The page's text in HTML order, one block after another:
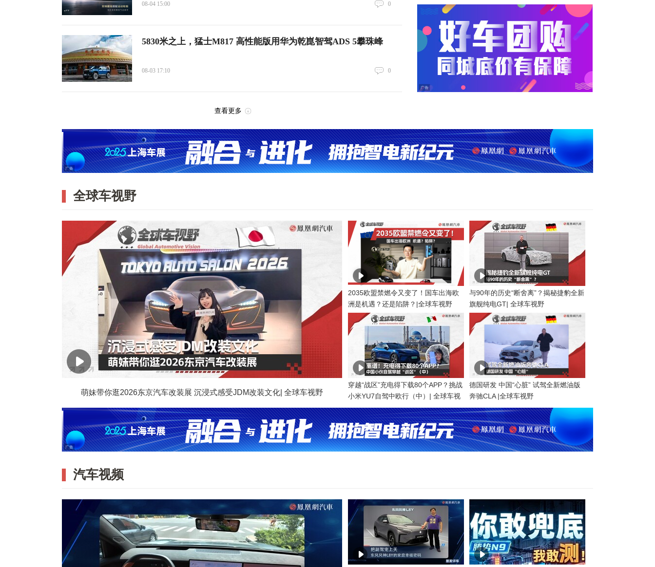
08-04 15:00 0
5830米之上，猛士M817 高性能版用华为乾崑智驾ADS 5攀珠峰
08-03 17:10 0
查看更多
7月新造车销量榜单“分化”：零跑首破10万，"3万档"持续胶着混战 19:38
全球车视野
萌妹带你逛2026东京汽车改装展 沉浸式感受JDM改装文化| 全球车视野
2035欧盟禁燃令又变了！国车出海欧
洲是机遇？还是陷阱？|全球车视野
与90年的历史“断舍离”？揭秘捷豹全新
旗舰纯电GT| 全球车视野
穿越“战区”充电得下载80个APP？挑战
小米YU7自驾中欧行（中）| 全球车视
野
德国研发 中国“心脏” 试驾全新燃油版
奔驰CLA |全球车视野
汽车视频